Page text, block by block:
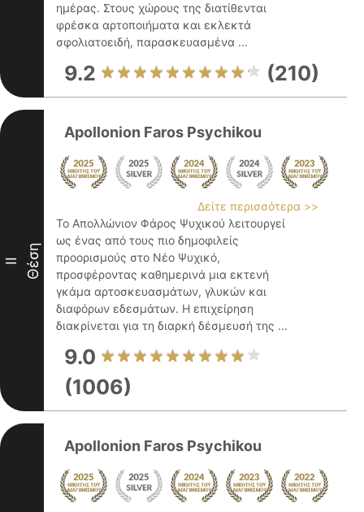
ημέρας. Στους χώρους της διατίθενται
φρέσκα αρτοποιήματα και εκλεκτά
σφολιατοειδή, παρασκευασμένα ...
9.2 (210)
II Θέση
Apollonion Faros Psychikou
Δείτε περισσότερα >>
Το Απολλώνιον Φάρος Ψυχικού λειτουργεί
ως ένας από τους πιο δημοφιλείς
προορισμούς στο Νέο Ψυχικό,
προσφέροντας καθημερινά μια εκτενή
γκάμα αρτοσκευασμάτων, γλυκών και
διαφόρων εδεσμάτων. Η επιχείρηση
διακρίνεται για τη διαρκή δέσμευσή της ...
9.0
(1006)
Apollonion Faros Psychikou